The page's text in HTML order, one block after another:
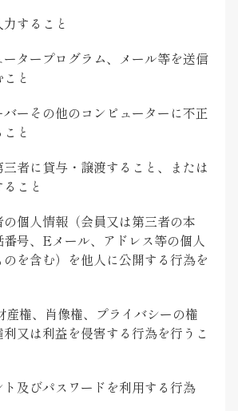
すること
タープログラム、メール等を送信
と
ーその他のコンピューターに不正
と
者に貸与・譲渡すること、または
こと
個人情報（会員又は第三者の本
号、Eメール、アドレス等の個人
を含む）を他人に公開する行為を
産権、肖像権、プライバシーの権
又は利益を侵害する行為を行うこ
及びパスワードを利用する行為